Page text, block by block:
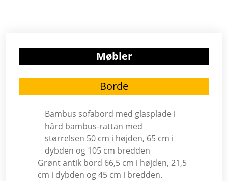
Møbler
Borde
Bambus sofabord med glasplade i
hård bambus-rattan med
størrelsen 50 cm i højden, 65 cm i
dybden og 105 cm bredden
Grønt antik bord 66,5 cm i højden, 21,5
cm i dybden og 45 cm i bredden.